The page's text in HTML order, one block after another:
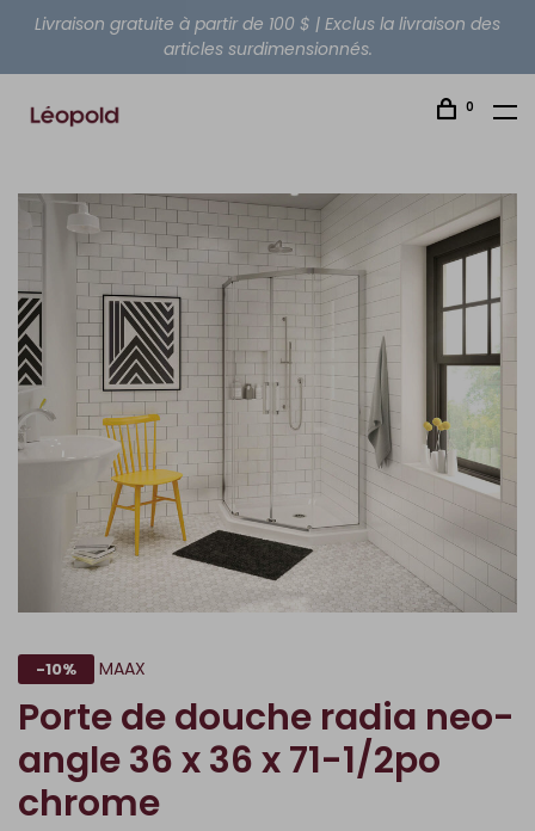
Livraison gratuite à partir de 100 $ | Exclus la livraison des
articles surdimensionnés.
0
-10% MAAX
Porte de douche radia neo-
angle 36 x 36 x 71-1/2po
chrome